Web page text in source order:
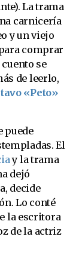
La trama
carnicería
y un viejo
comprar
se
de leerlo,
«Peto»
puede
El
y la trama
dejó
decide
Lo conté
la escritora
de la actriz